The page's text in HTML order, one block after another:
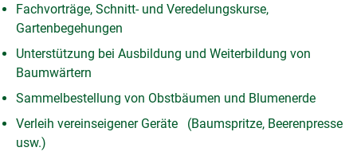
Fachvorträge, Schnitt- und Veredelungskurse,
Gartenbegehungen
Unterstützung bei Ausbildung und Weiterbildung von
Baumwärtern
Sammelbestellung von Obstbäumen und Blumenerde
Verleih vereinseigener Geräte (Baumspritze, Beerenpresse
usw.)